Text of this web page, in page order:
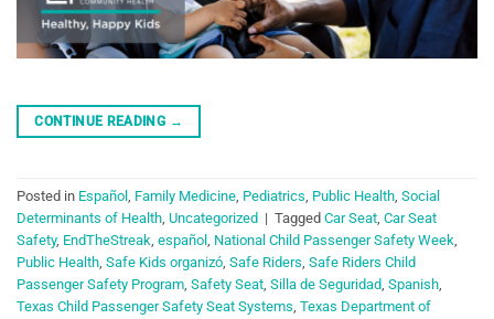
CONTINUE READING →
Posted in Español , Family Medicine, Pediatrics, Public Health, Social
Determinants of Health, Uncategorized | Tagged Car Seat, Car Seat
Safety, EndTheStreak, español , National Child Passenger Safety Week,
Public Health, Safe Kids organizó, Safe Riders, Safe Riders Child
Passenger Safety Program, Safety Seat, Silla de Seguridad, Spanish,
Texas Child Passenger Safety Seat Systems, Texas Department of